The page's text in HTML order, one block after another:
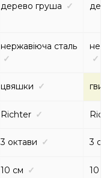
дерево груша ✓
нержавіюча сталь
✓
✓
цвяшки ✓
Richter ✓
3 октави ✓ 3
10 см ✓ 10